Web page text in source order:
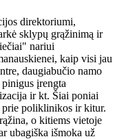
direktoriumi,
sklypų grąžinimą ir
nariui
kaip visi jau
daugiabučio namo
įrengta
ir kt. Šiai poniai
poliklinikos ir kitur.
o kitiems vietoje
ubagiška išmoka už